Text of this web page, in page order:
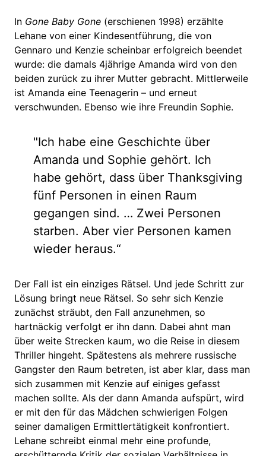
In Gone Baby Gone (erschienen 1998) erzählte
Lehane von einer Kindesentführung, die von
Gennaro und Kenzie scheinbar erfolgreich beendet
wurde: die damals 4jährige Amanda wird von den
beiden zurück zu ihrer Mutter gebracht. Mittlerweile
ist Amanda eine Teenagerin – und erneut
verschwunden. Ebenso wie ihre Freundin Sophie.
"Ich habe eine Geschichte über
Amanda und Sophie gehört. Ich
habe gehört, dass über Thanksgiving
fünf Personen in einen Raum
gegangen sind. … Zwei Personen
starben. Aber vier Personen kamen
wieder heraus.“
Der Fall ist ein einziges Rätsel. Und jede Schritt zur
Lösung bringt neue Rätsel. So sehr sich Kenzie
zunächst sträubt, den Fall anzunehmen, so
hartnäckig verfolgt er ihn dann. Dabei ahnt man
über weite Strecken kaum, wo die Reise in diesem
Thriller hingeht. Spätestens als mehrere russische
Gangster den Raum betreten, ist aber klar, dass man
sich zusammen mit Kenzie auf einiges gefasst
machen sollte. Als der dann Amanda aufspürt, wird
er mit den für das Mädchen schwierigen Folgen
seiner damaligen Ermittlertätigkeit konfrontiert.
Lehane schreibt einmal mehr eine profunde,